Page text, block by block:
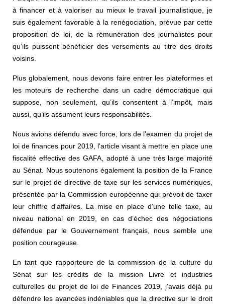
à financer et à valoriser au mieux le travail journalistique, je
suis également favorable à la renégociation, prévue par cette
proposition de loi, de la rémunération des journalistes pour
qu’ils puissent bénéficier des versements au titre des droits
voisins.
Plus globalement, nous devons faire entrer les plateformes et
les moteurs de recherche dans un cadre démocratique qui
suppose, non seulement, qu’ils consentent à l’impôt, mais
aussi, qu’ils assument leurs responsabilités.
Nous avions défendu avec force, lors de l'examen du projet de
loi de finances pour 2019, l'article visant à mettre en place une
fiscalité effective des GAFA, adopté à une très large majorité
au Sénat. Nous soutenons également la position de la France
sur le projet de directive de taxe sur les services numériques,
présentée par la Commission européenne qui prévoit de taxer
leur chiffre d'affaires. La mise en place d’une telle taxe, au
niveau national en 2019, en cas d’échec des négociations
défendue par le Gouvernement français, nous semble une
position courageuse.
En tant que rapporteure de la commission de la culture du
Sénat sur les crédits de la mission Livre et industries
culturelles du projet de loi de Finances 2019, j’avais déjà pu
défendre les avancées indéniables que la directive sur le droit